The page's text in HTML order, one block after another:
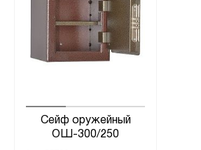
Сейф оружейный
ОШ-300/250